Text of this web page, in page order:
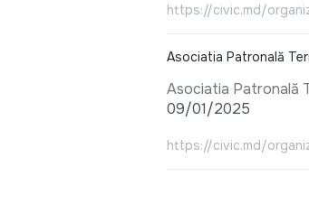
https://civic.md/
Asociatia Patronală
Asociatia Patronală
09/01/2025
https://civic.md/